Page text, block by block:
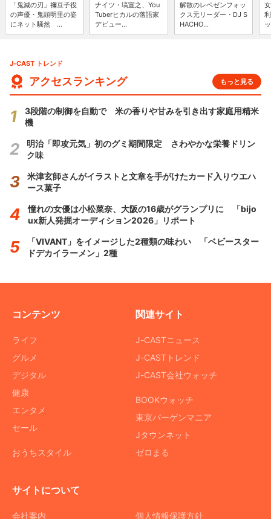
「鬼滅の刃」禰豆子役
の声優・鬼頭明里の姿
にネット騒然 ...
ナイツ・塙宣之、You
Tuberヒカルの落語家
デビュー...
解散のレペゼンフォッ
クス元リーダー・DJ S
HACHO...
J-CAST トレンド
アクセスランキング もっと見る
3段階の制御を自動で 米の香りや甘みを引き出す家庭用精米
機
明治「即攻元気」初のグミ期間限定 さわやかな栄養ドリン
ク味
米津玄師さんがイラストと文章を手がけたカード入りウエハ
ース菓子
憧れの女優は小松菜奈、大阪の16歳がグランプリに 「bijo
ux新人発掘オーディション2026」リポート
「VIVANT」をイメージした2種類の味わい 「ベビースター
ドデカイラーメン」2種
コンテンツ
ライフ
グルメ
デジタル
健康
エンタメ
セール
おうちスタイル
関連サイト
J-CASTニュース
J-CASTトレンド
J-CAST会社ウォッチ
BOOKウォッチ
東京バーゲンマニア
Jタウンネット
ゼロまる
サイトについて
会社案内 個人情報保護方針